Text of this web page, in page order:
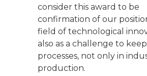
consider this award to be
confirmation of our
field of technological
also as a challenge to
processes, not only in
production.